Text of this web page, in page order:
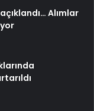
Alımlar